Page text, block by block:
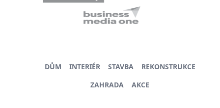
DŮM INTERIÉR STAVBA
REKONSTRUKCE
ZAHRADA
AKCE